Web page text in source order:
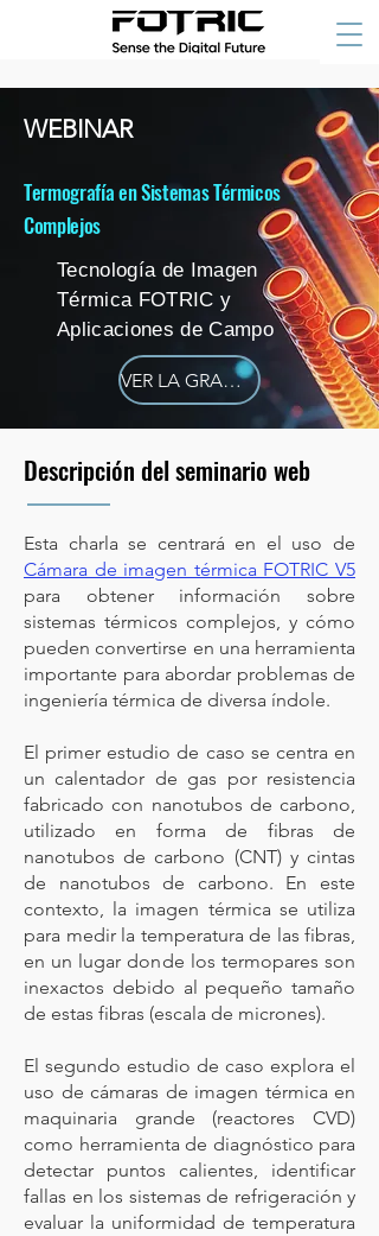
WEBINAR
Termografía en Sistemas Térmicos
Complejos
Tecnología de Imagen
Térmica FOTRIC y
Aplicaciones de Campo
VER LA GRABACIÓN ⬇
Descripción del seminario web
Esta charla se centrará en el uso de
Cámara de imagen térmica FOTRIC V5
para obtener información sobre
sistemas térmicos complejos, y cómo
pueden convertirse en una herramienta
importante para abordar problemas de
ingeniería térmica de diversa índole.
El primer estudio de caso se centra en
un calentador de gas por resistencia
fabricado con nanotubos de carbono,
utilizado en forma de fibras de
nanotubos de carbono (CNT) y cintas
de nanotubos de carbono. En este
contexto, la imagen térmica se utiliza
para medir la temperatura de las fibras,
en un lugar donde los termopares son
inexactos debido al pequeño tamaño
de estas fibras (escala de micrones).
El segundo estudio de caso explora el
uso de cámaras de imagen térmica en
maquinaria grande (reactores CVD)
como herramienta de diagnóstico para
detectar puntos calientes, identificar
fallas en los sistemas de refrigeración y
evaluar la uniformidad de temperatura